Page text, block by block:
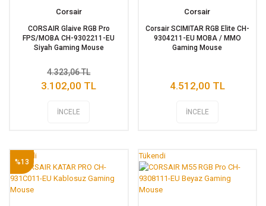
Corsair
CORSAIR Glaive RGB Pro
FPS/MOBA CH-9302211-EU
Siyah Gaming Mouse
3.102,00 TL
4.323,06 TL
İNCELE
Corsair
Corsair SCIMITAR RGB Elite CH-
9304211-EU MOBA / MMO
Gaming Mouse
4.512,00 TL
İNCELE
%13
Tükendi Tükendi